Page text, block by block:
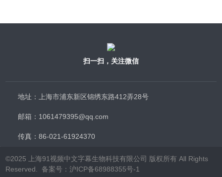
扫一扫，关注微信
地址：上海市浦东新区锦绣东路412弄28号
邮箱：1061479395@qq.com
传真：86-021-61924370
©2025 上海91视频中文字幕生物科技有限公司 版权所有 All Rights
Reserved. 备案号：沪ICP备68988355号-1